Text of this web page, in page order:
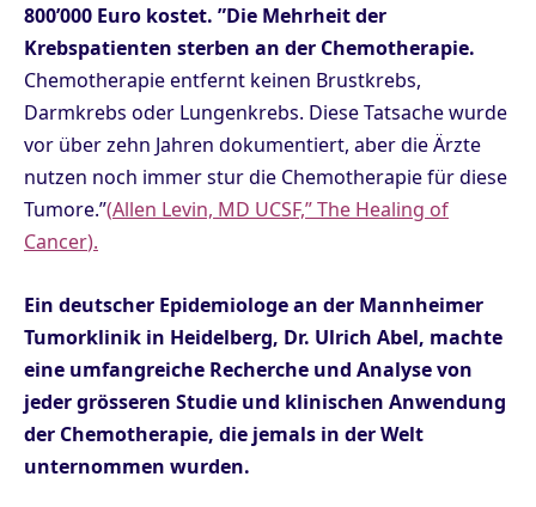
800’000 Euro kostet. ”Die Mehrheit der
Krebspatienten sterben an der Chemotherapie.
Chemotherapie entfernt keinen Brustkrebs,
Darmkrebs oder Lungenkrebs. Diese Tatsache wurde
vor über zehn Jahren dokumentiert, aber die Ärzte
nutzen noch immer stur die Chemotherapie für diese
Tumore.”(Allen Levin, MD UCSF,” The Healing of
Cancer).
Ein deutscher Epidemiologe an der Mannheimer
Tumorklinik in Heidelberg, Dr. Ulrich Abel, machte
eine umfangreiche Recherche und Analyse von
jeder grösseren Studie und klinischen Anwendung
der Chemotherapie, die jemals in der Welt
unternommen wurden.